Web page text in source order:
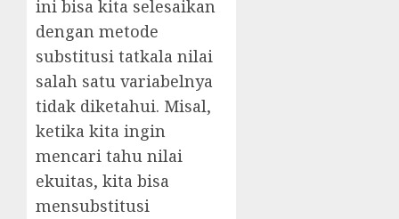
ini bisa kita selesaikan
dengan metode
substitusi tatkala nilai
salah satu variabelnya
tidak diketahui. Misal,
ketika kita ingin
mencari tahu nilai
ekuitas, kita bisa
mensubstitusi